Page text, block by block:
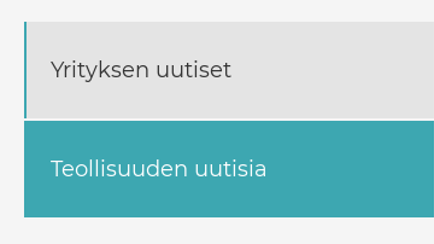
Yrityksen uutiset
Teollisuuden uutisia